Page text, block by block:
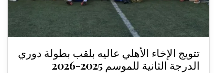
تتويج الإخاء الأهلي عاليه بلقب بطولة دوري
الدرجة الثانية للموسم 2025-2026